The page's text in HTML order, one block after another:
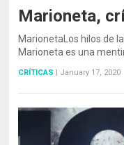
Marioneta,
MarionetaLos hilos de
Marioneta es una
CRÍTICAS | January 17, 2020